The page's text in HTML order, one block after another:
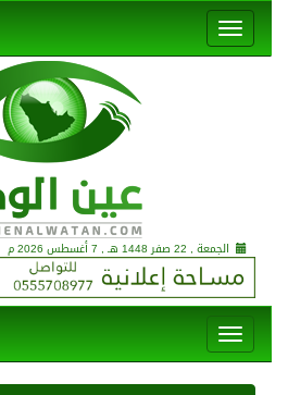
الجمعة , 22 صفر 1448 هـ , 7 أغسطس 2026 م |